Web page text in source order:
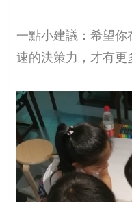
一點小建議：希望
速的決策力，才有更